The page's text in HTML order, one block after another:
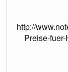
http://
Preise-